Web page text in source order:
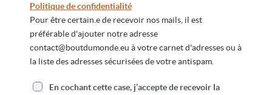
Politique de confidentialité
Pour être certain.e de recevoir nos mails, il est
préférable d'ajouter notre adresse
contact@boutdumonde.eu à votre carnet d'adresses ou à
la liste des adresses sécurisées de votre antispam.
En cochant cette case, j’accepte de recevoir la